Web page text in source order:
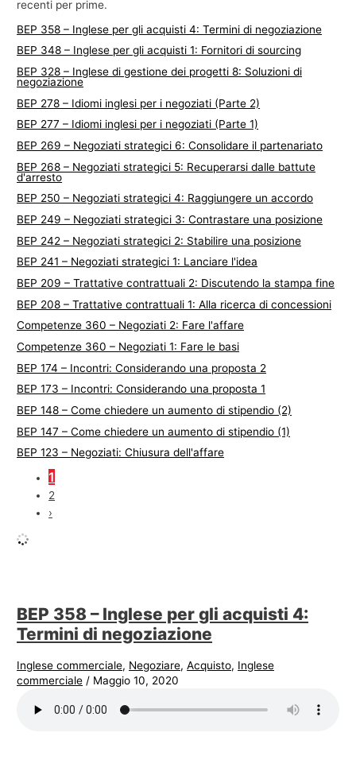
recenti per prime.
BEP 358 – Inglese per gli acquisti 4: Termini di negoziazione
BEP 348 – Inglese per gli acquisti 1: Fornitori di sourcing
BEP 328 – Inglese di gestione dei progetti 8: Soluzioni di
negoziazione
BEP 278 – Idiomi inglesi per i negoziati (Parte 2)
BEP 277 – Idiomi inglesi per i negoziati (Parte 1)
BEP 269 – Negoziati strategici 6: Consolidare il partenariato
BEP 268 – Negoziati strategici 5: Recuperarsi dalle battute
d'arresto
BEP 250 – Negoziati strategici 4: Raggiungere un accordo
BEP 249 – Negoziati strategici 3: Contrastare una posizione
BEP 242 – Negoziati strategici 2: Stabilire una posizione
BEP 241 – Negoziati strategici 1: Lanciare l'idea
BEP 209 – Trattative contrattuali 2: Discutendo la stampa fine
BEP 208 – Trattative contrattuali 1: Alla ricerca di concessioni
Competenze 360 – Negoziati 2: Fare l'affare
Competenze 360 – Negoziati 1: Fare le basi
BEP 174 – Incontri: Considerando una proposta 2
BEP 173 – Incontri: Considerando una proposta 1
BEP 148 – Come chiedere un aumento di stipendio (2)
BEP 147 – Come chiedere un aumento di stipendio (1)
BEP 123 – Negoziati: Chiusura dell'affare
1
2
›
BEP 358 – Inglese per gli acquisti 4:
Termini di negoziazione
Inglese commerciale, Negoziare,Acquisto, Inglese
commerciale / Maggio 10, 2020